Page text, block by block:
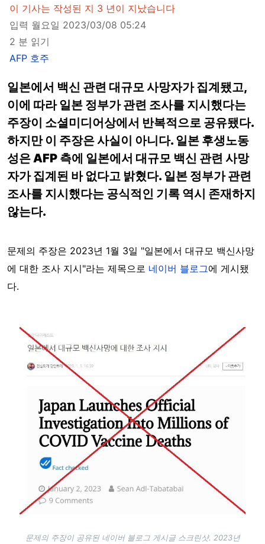
이 기사는 작성된 지 3 년이 지났습니다
입력 월요일 2023/03/08 05:24
2 분 읽기
AFP 호주
일본에서 백신 관련 대규모 사망자가 집계됐고,
이에 따라 일본 정부가 관련 조사를 지시했다는
주장이 소셜미디어상에서 반복적으로 공유됐다.
하지만 이 주장은 사실이 아니다. 일본 후생노동
성은 AFP 측에 일본에서 대규모 백신 관련 사망
자가 집계된 바 없다고 밝혔다. 일본 정부가 관련
조사를 지시했다는 공식적인 기록 역시 존재하지
않는다.
문제의 주장은 2023년 1월 3일 "일본에서 대규모 백신사망
에 대한 조사 지시"라는 제목으로 네이버 블로그에 게시됐
다.
Image
문제의 주장이 공유된 네이버 블로그 게시글 스크린샷. 2023년